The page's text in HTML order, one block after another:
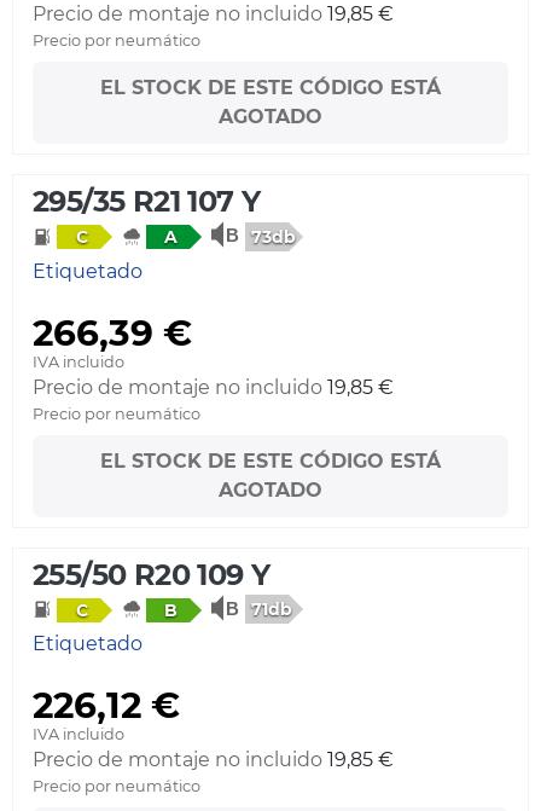
Precio de montaje no incluido 19,85 €
Precio por neumático
EL STOCK DE ESTE CÓDIGO ESTÁ
AGOTADO
295/35 R21 107 Y
C A 73db
Etiquetado
266,39 €
IVA incluido
Precio de montaje no incluido 19,85 €
Precio por neumático
EL STOCK DE ESTE CÓDIGO ESTÁ
AGOTADO
255/50 R20 109 Y
C B 71db
Etiquetado
226,12 €
IVA incluido
Precio de montaje no incluido 19,85 €
Precio por neumático